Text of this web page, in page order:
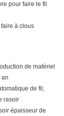
pour faire le fil
à clous
de matériel
an
de fil,
rasoir
épaisseur de